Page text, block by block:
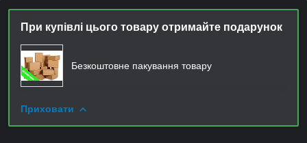
При купівлі цього товару отримайте подарунок
Безкоштовне пакування товару
Приховати